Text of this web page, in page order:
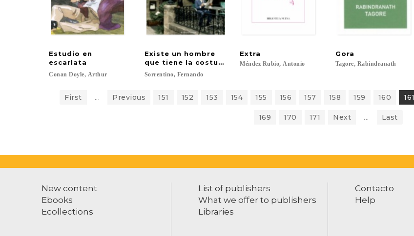
Estudio en
escarlata
Conan Doyle, Arthur
Existe un hombre
que tiene la costumbre de pegarme con un paraguas en la cabeza
Sorrentino, Fernando
Extra
Méndez Rubio, Antonio
Gora
Tagore, Rabindranath
First ... Previous 151 152 153 154 155 156 157 158 159 160 161
169 170 171 Next ... Last
New content
Ebooks
Ecollections
List of publishers
What we offer to publishers
Libraries
Contacto
Help